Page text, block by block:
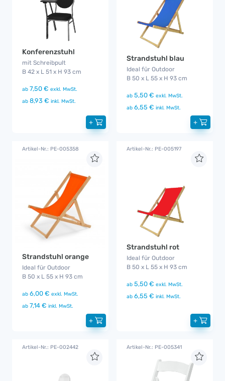
Konferenzstuhl
mit Schreibpult
B 42 x L 51 x H 93 cm
ab 7,50 € exkl. MwSt.
ab 8,93 € inkl. MwSt.
+
Strandstuhl blau
Ideal für Outdoor
B 50 x L 55 x H 93 cm
ab 5,50 € exkl. MwSt.
ab 6,55 € inkl. MwSt.
+
Artikel-Nr.: PE-005358
Strandstuhl orange
Ideal für Outdoor
B 50 x L 55 x H 93 cm
ab 6,00 € exkl. MwSt.
ab 7,14 € inkl. MwSt.
+
Artikel-Nr.: PE-005197
Strandstuhl rot
Ideal für Outdoor
B 50 x L 55 x H 93 cm
ab 5,50 € exkl. MwSt.
ab 6,55 € inkl. MwSt.
+
Artikel-Nr.: PE-002442 Artikel-Nr.: PE-005341